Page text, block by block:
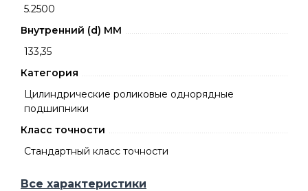
5.2500
Внутренний (d) ММ
133,35
Категория
Цилиндрические роликовые однорядные
подшипники
Класс точности
Стандартный класс точности
Все характеристики